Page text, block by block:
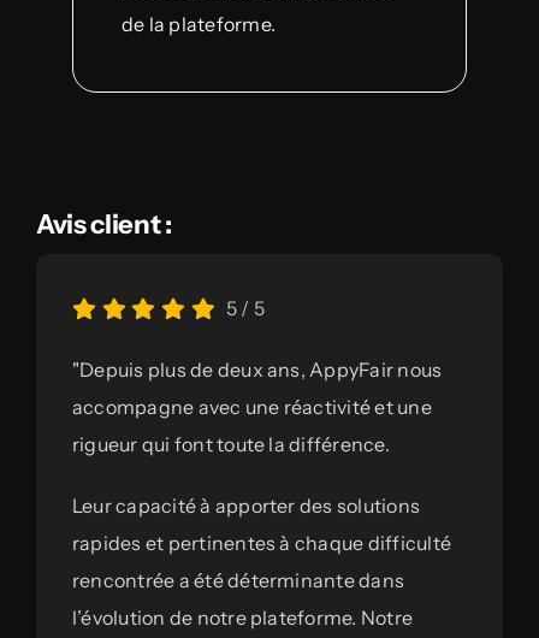
de la plateforme.
Avis client :
5 / 5
"Depuis plus de deux ans, AppyFair nous
accompagne avec une réactivité et une
rigueur qui font toute la différence.
Leur capacité à apporter des solutions
rapides et pertinentes à chaque difficulté
rencontrée a été déterminante dans
l’évolution de notre plateforme. Notre